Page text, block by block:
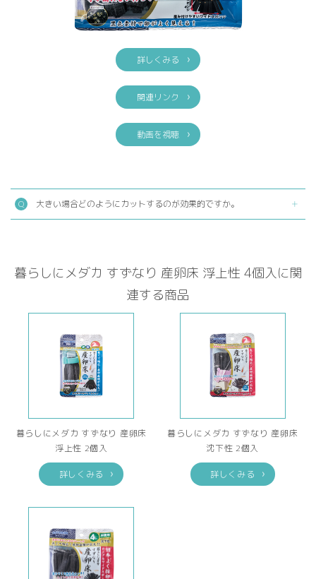
詳しくみる
関連リンク
動画を視聴
大きい場合どのようにカットするのが効果的ですか。
暮らしにメダカ すずなり 産卵床 浮上性 4個入に関
連する商品
暮らしにメダカ すずなり 産卵床
浮上性 2個入
詳しくみる
暮らしにメダカ すずなり 産卵床
沈下性 2個入
詳しくみる